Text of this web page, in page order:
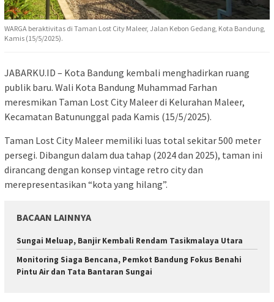
WARGA beraktivitas di Taman Lost City Maleer, Jalan Kebon Gedang, Kota Bandung,
Kamis (15/5/2025).
JABARKU.ID – Kota Bandung kembali menghadirkan ruang
publik baru. Wali Kota Bandung Muhammad Farhan
meresmikan Taman Lost City Maleer di Kelurahan Maleer,
Kecamatan Batununggal pada Kamis (15/5/2025).
Taman Lost City Maleer memiliki luas total sekitar 500 meter
persegi. Dibangun dalam dua tahap (2024 dan 2025), taman ini
dirancang dengan konsep vintage retro city dan
merepresentasikan “kota yang hilang”.
BACAAN LAINNYA
Sungai Meluap, Banjir Kembali Rendam Tasikmalaya Utara
Monitoring Siaga Bencana, Pemkot Bandung Fokus Benahi
Pintu Air dan Tata Bantaran Sungai